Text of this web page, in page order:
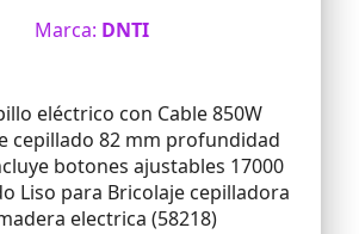
Marca: DNTI
eléctrico con Cable 850W
cepillado 82 mm profundidad
botones ajustables 17000
Liso para Bricolaje cepilladora
electrica (58218)